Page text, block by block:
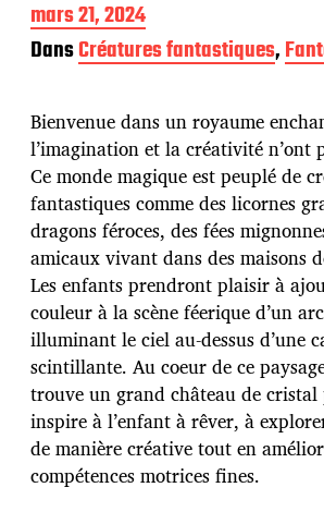
D
a
t
e
p
u
b
l
i
c
a
t
i
o
n
mars 21, 2024
DansCréatures fantastiques,
Bienvenue dans un royaume
l’imagination et la créativité n’ont
Ce monde magique est peuplé de
fantastiques comme des licornes
dragons féroces, des fées
amicaux vivant dans des maisons
Les enfants prendront plaisir à
couleur à la scène féerique d’un
illuminant le ciel au-dessus d’une
scintillante. Au coeur de ce
trouve un grand château de
inspire à l’enfant à rêver, à
de manière créative tout en
compétences motrices fines.